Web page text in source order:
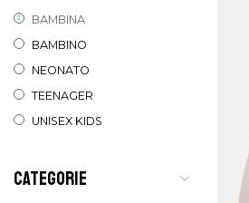
BAMBINA
BAMBINO
NEONATO
TEENAGER
UNISEX KIDS
CATEGORIE